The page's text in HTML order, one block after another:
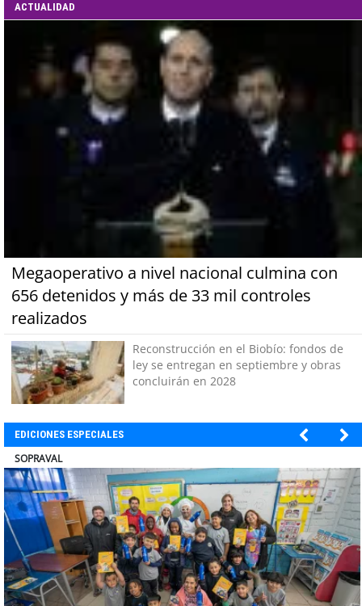
ACTUALIDAD
Megaoperativo a nivel nacional culmina con
656 detenidos y más de 33 mil controles
realizados
Reconstrucción en el Biobío: fondos de
ley se entregan en septiembre y obras
concluirán en 2028
EDICIONES ESPECIALES
ULTRAPORT